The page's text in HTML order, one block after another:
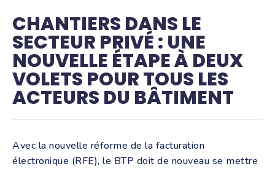
CHANTIERS DANS LE
SECTEUR PRIVÉ : UNE
NOUVELLE ÉTAPE À DEUX
VOLETS POUR TOUS LES
ACTEURS DU BÂTIMENT
Avec la nouvelle réforme de la facturation
électronique (RFE), le BTP doit de nouveau se mettre